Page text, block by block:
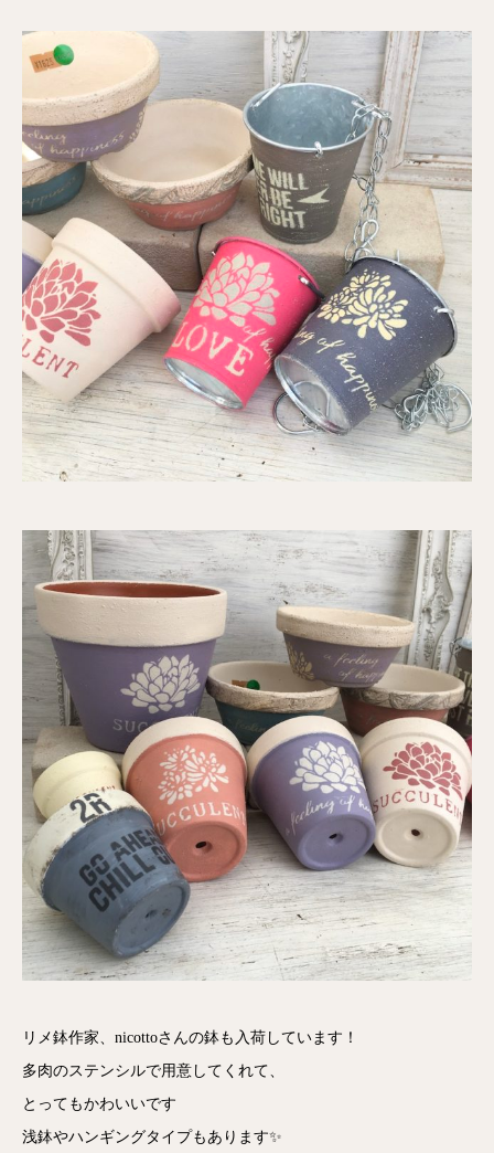
リメ鉢作家、nicottoさんの鉢も入荷しています！
多肉のステンシルで用意してくれて、
とってもかわいいです
浅鉢やハンギングタイプもあります✨